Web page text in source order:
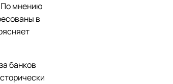
По мнению
в
банков